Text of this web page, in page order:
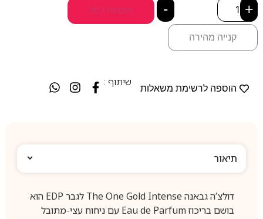
- + הוספה לסל
קנייה מהירה
הוספה לרשימת משאלות
שיתוף :
תיאור
דולצ’ה גבאנה The One Gold Intense לגבר EDP הוא
בושם בריכוז Eau de Parfum עם ניחוח עצי-מתובל